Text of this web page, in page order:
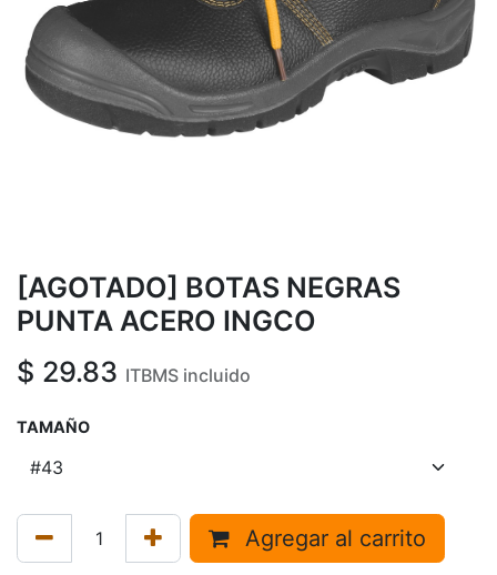
[AGOTADO] BOTAS NEGRAS
PUNTA ACERO INGCO
$ 29.83 ITBMS incluido
TAMAÑO
Agregar al carrito